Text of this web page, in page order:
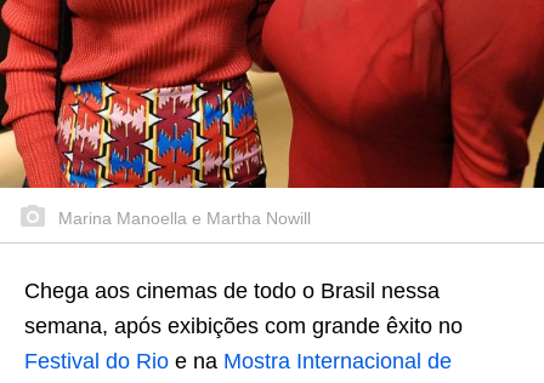
Marina Manoella e Martha Nowill
Chega aos cinemas de todo o Brasil nessa
semana, após exibições com grande êxito no
Festival do Rio e na Mostra Internacional de